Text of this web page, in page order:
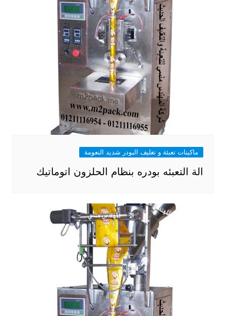
ماكينات تعبئة و تغليف البودر شديد النعومة
الة التعبئه بودره بنظام الحلزون اتوماتيك